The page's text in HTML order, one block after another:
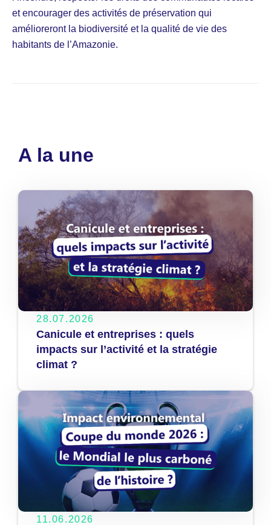
et encourager des activités de préservation qui
amélioreront la biodiversité et la qualité de vie des
habitants de l’Amazonie.
A la une
28.07.2026
Canicule et entreprises : quels
impacts sur l’activité et la stratégie
climat ?
11.06.2026